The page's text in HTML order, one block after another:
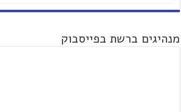
מנהיגים ברשת בפייסבוק